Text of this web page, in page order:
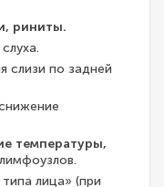
риниты.
слизи по задней
температуры,
лица» (при